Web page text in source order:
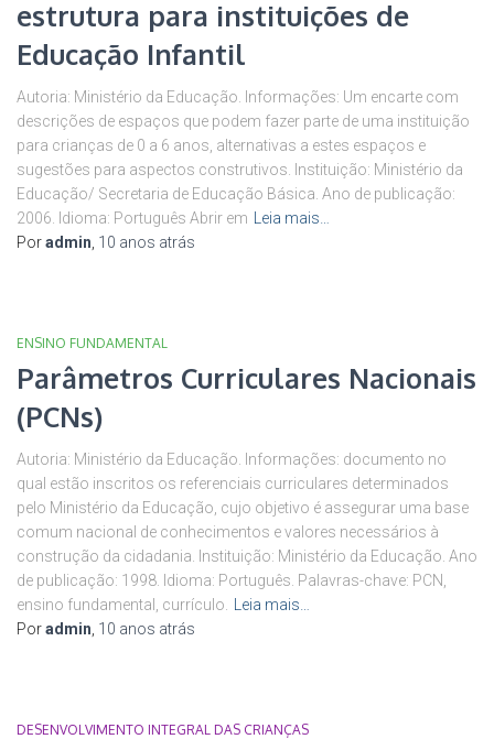
estrutura para instituições de
Educação Infantil
Autoria: Ministério da Educação. Informações: Um encarte com
descrições de espaços que podem fazer parte de uma instituição
para crianças de 0 a 6 anos, alternativas a estes espaços e
sugestões para aspectos construtivos. Instituição: Ministério da
Educação/ Secretaria de Educação Básica. Ano de publicação:
2006. Idioma: Português Abrir em
Leia mais…
Poradmin 10 anos atrás
ENSINO FUNDAMENTAL
Parâmetros Curriculares Nacionais
(PCNs)
Autoria: Ministério da Educação. Informações: documento no
qual estão inscritos os referenciais curriculares determinados
pelo Ministério da Educação, cujo objetivo é assegurar uma base
comum nacional de conhecimentos e valores necessários à
construção da cidadania. Instituição: Ministério da Educação. Ano
de publicação: 1998. Idioma: Português. Palavras-chave: PCN,
ensino fundamental, currículo.
Leia mais…
Poradmin 10 anos atrás
DESENVOLVIMENTO INTEGRAL DAS CRIANÇAS